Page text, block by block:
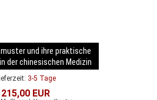
und ihre praktische
der chinesischen Medizin
3-5 Tage
215,00 EUR